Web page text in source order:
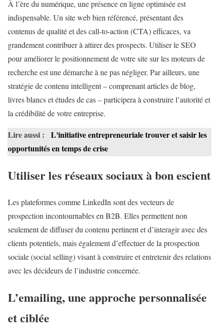
À l’ère du numérique, une présence en ligne optimisée est
indispensable. Un site web bien référencé, présentant des
contenus de qualité et des call-to-action (CTA) efficaces, va
grandement contribuer à attirer des prospects. Utiliser le SEO
pour améliorer le positionnement de votre site sur les moteurs de
recherche est une démarche à ne pas négliger. Par ailleurs, une
stratégie de contenu intelligent – comprenant articles de blog,
livres blancs et études de cas – participera à construire l’autorité et
la crédibilité de votre entreprise.
Lire aussi :
L'initiative entrepreneuriale trouver et saisir les
opportunités en temps de crise
Utiliser les réseaux sociaux à bon escient
Les plateformes comme LinkedIn sont des vecteurs de
prospection incontournables en B2B. Elles permettent non
seulement de diffuser du contenu pertinent et d’interagir avec des
clients potentiels, mais également d’effectuer de la prospection
sociale (social selling) visant à construire et entretenir des relations
avec les décideurs de l’industrie concernée.
L’emailing, une approche personnalisée
et ciblée